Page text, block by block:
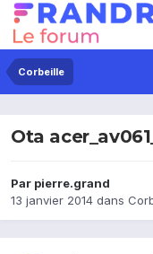
Corbeille
Ota
Par pierre.grand
13 janvier 2014 dans